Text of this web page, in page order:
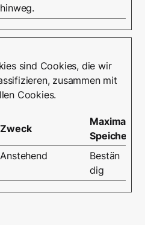
hinweg.
sind Cookies, die wir
zusammen mit
Cookies.
Zweck
Maximale
Anstehend
Bestän
dig